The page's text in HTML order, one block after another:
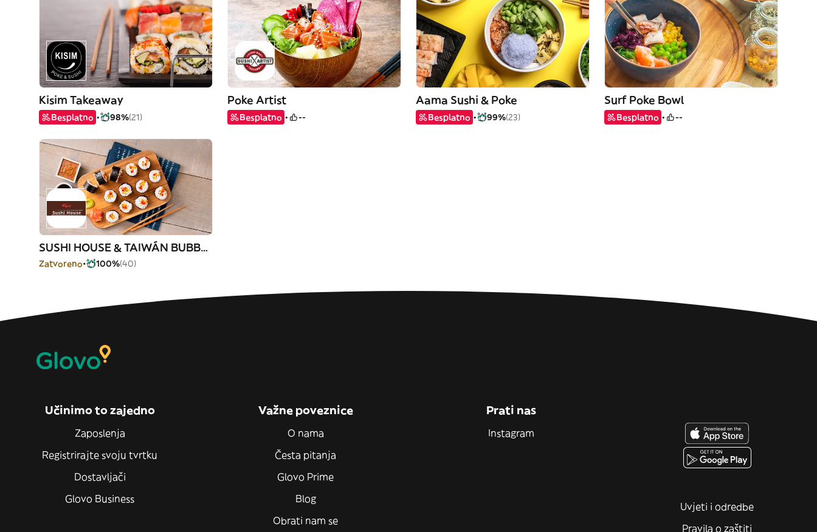
Kisim Takeaway
Besplatno 98%(21)
Poke Artist
Besplatno --
Aama Sushi & Poke
Besplatno 99%(23)
Surf Poke Bowl
Besplatno --
SUSHI HOUSE & TAIWÁN BUBBLE TEA
Zatvoreno 100%(40)
Učinimo to zajedno
Zaposlenja
Registrirajte svoju tvrtku
Dostavljači
Glovo Business
Važne poveznice
O nama
Česta pitanja
Glovo Prime
Blog
Obrati nam se
Prati nas
Instagram
Uvjeti i odredbe
Pravila o zaštiti